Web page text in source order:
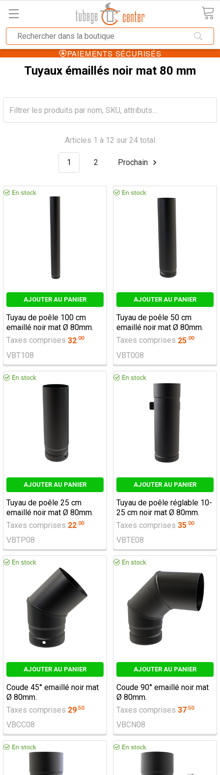
PAIEMENTS SÉCURISÉS
Tuyaux émaillés noir mat 80 mm
Articles 1 à 12 sur 24 total
1 2 Prochain
AJOUTER AU PANIER
Tuyau de poêle 100 cm
emaillé noir mat Ø 80mm.
Taxes comprises 32.00
VBT108
AJOUTER AU PANIER
Tuyau de poêle 50 cm
emaillé noir mat Ø 80mm.
Taxes comprises 25.00
VBT008
AJOUTER AU PANIER
Tuyau de poêle 25 cm
emaillé noir mat Ø 80mm.
Taxes comprises 22.00
VBTP08
AJOUTER AU PANIER
Tuyau de poêle réglable 10-
25 cm noir mat Ø 80mm.
Taxes comprises 35.00
VBTE08
AJOUTER AU PANIER
Coude 45° emaillé noir mat
Ø 80mm.
Taxes comprises 29.50
VBCC08
AJOUTER AU PANIER
Coude 90° emaillé noir mat
Ø 80mm.
Taxes comprises 37.50
VBCN08